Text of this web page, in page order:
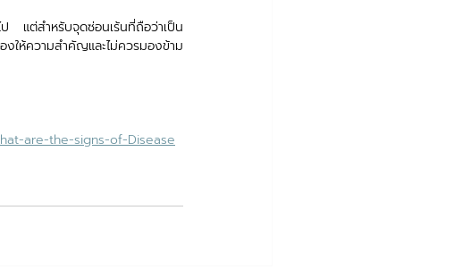
ป แต่สำหรับจุดซ่อนเร้นที่ถือว่าเป็น
ให้ความสำคัญและไม่ควรมองข้าม
are-the-signs-of-Disease